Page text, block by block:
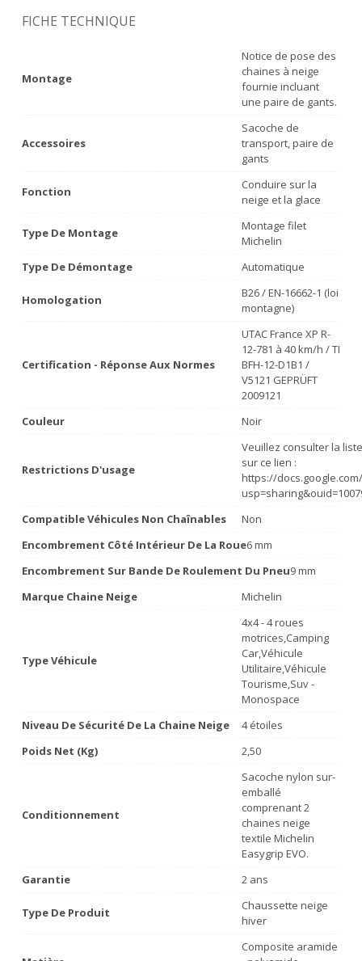
FICHE TECHNIQUE
Montage
Notice de pose des
chaines à neige
fournie incluant
une paire de gants.
Accessoires
Sacoche de
transport, paire de
gants
Fonction
Conduire sur la
neige et la glace
Type De Montage
Montage filet
Michelin
Type De Démontage
Automatique
Homologation
B26 / EN-16662-1 (loi
montagne)
Certification - Réponse Aux Normes
UTAC France XP R-
12-781 à 40 km/h / TI
BFH-12-D1B1 /
V5121 GEPRÜFT
2009121
Couleur
Noir
Restrictions D'usage
Veuillez consulter la
sur ce lien :
https://
Compatible Véhicules Non Chaînables
Non
Encombrement Côté Intérieur De La Roue6 mm
Encombrement Sur Bande De Roulement Du Pneu9 mm
Marque Chaine Neige
Michelin
Type Véhicule
4x4 - 4 roues
motrices,Camping
Car,Véhicule
Utilitaire,Véhicule
Tourisme,Suv -
Monospace
Niveau De Sécurité De La Chaine Neige
4 étoiles
Poids Net (Kg)
2,50
Conditionnement
Sacoche nylon sur-
emballé
comprenant 2
chaines neige
textile Michelin
Easygrip EVO.
Garantie
2 ans
Type De Produit
Chaussette neige
hiver
Composite aramide